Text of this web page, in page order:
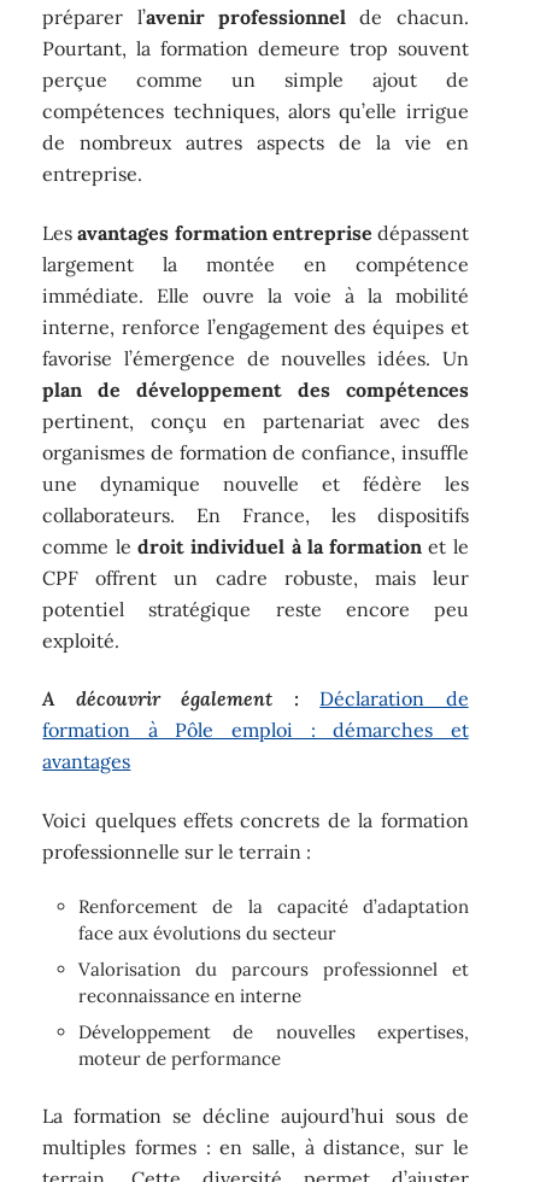
préparer l’avenir professionnel de chacun.
Pourtant, la formation demeure trop souvent
perçue comme un simple ajout de
compétences techniques, alors qu’elle irrigue
de nombreux autres aspects de la vie en
entreprise.
Lesavantages formation entreprise dépassent
largement la montée en compétence
immédiate. Elle ouvre la voie à la mobilité
interne, renforce l’engagement des équipes et
favorise l’émergence de nouvelles idées. Un
plan de développement des compétences
pertinent, conçu en partenariat avec des
organismes de formation de confiance, insuffle
une dynamique nouvelle et fédère les
collaborateurs. En France, les dispositifs
comme le droit individuel à la formation et le
CPF offrent un cadre robuste, mais leur
potentiel stratégique reste encore peu
exploité.
A découvrir également :
Déclaration de
formation à Pôle emploi : démarches et
avantages
Voici quelques effets concrets de la formation
professionnelle sur le terrain :
Renforcement de la capacité d’adaptation
face aux évolutions du secteur
Valorisation du parcours professionnel et
reconnaissance en interne
Développement de nouvelles expertises,
moteur de performance
La formation se décline aujourd’hui sous de
multiples formes : en salle, à distance, sur le